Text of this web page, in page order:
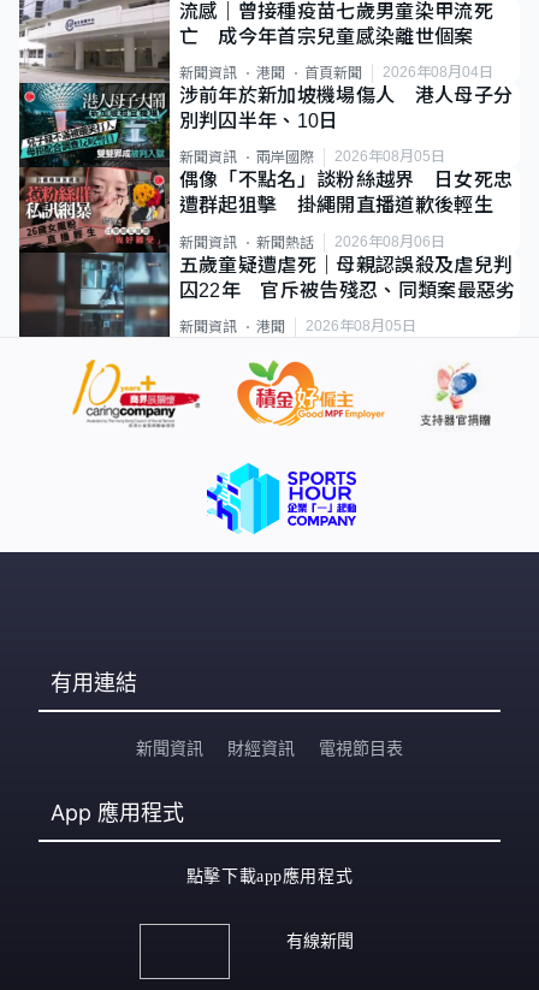
流感｜曾接種疫苗七歲男童染甲流死
亡 成今年首宗兒童感染離世個案
新聞資訊 港聞 首頁新聞 2026年08月04日
涉前年於新加坡機場傷人 港人母子分
別判囚半年、10日
新聞資訊 兩岸國際 2026年08月05日
偶像「不點名」談粉絲越界 日女死忠
遭群起狙擊 掛繩開直播道歉後輕生
新聞資訊 新聞熱話 2026年08月06日
五歲童疑遭虐死｜母親認誤殺及虐兒判
囚22年 官斥被告殘忍、同類案最惡劣
新聞資訊 港聞 2026年08月05日
有用連結
新聞資訊 財經資訊 電視節目表
App 應用程式
點擊下載app應用程式
有線新聞